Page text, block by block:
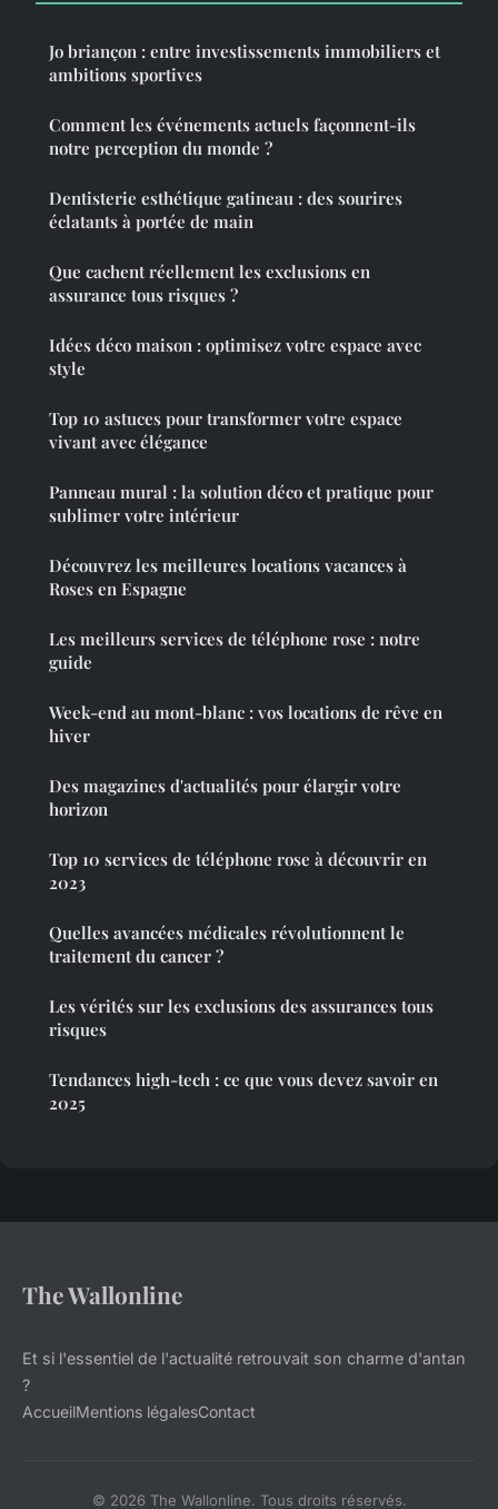
Jo briançon : entre investissements immobiliers et
ambitions sportives
Comment les événements actuels façonnent-ils
notre perception du monde ?
Dentisterie esthétique gatineau : des sourires
éclatants à portée de main
Que cachent réellement les exclusions en
assurance tous risques ?
Idées déco maison : optimisez votre espace avec
style
Top 10 astuces pour transformer votre espace
vivant avec élégance
Panneau mural : la solution déco et pratique pour
sublimer votre intérieur
Découvrez les meilleures locations vacances à
Roses en Espagne
Les meilleurs services de téléphone rose : notre
guide
Week-end au mont-blanc : vos locations de rêve en
hiver
Des magazines d'actualités pour élargir votre
horizon
Top 10 services de téléphone rose à découvrir en
2023
Quelles avancées médicales révolutionnent le
traitement du cancer ?
Les vérités sur les exclusions des assurances tous
risques
Tendances high-tech : ce que vous devez savoir en
2025
The Wallonline
Et si l'essentiel de l'actualité retrouvait son charme d'antan
?
AccueilMentions légalesContact
© 2026 The Wallonline. Tous droits réservés.